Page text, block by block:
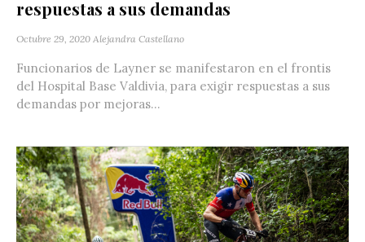
respuestas a sus demandas
Octubre 29, 2020 Alejandra Castellano
Funcionarios de Layner se manifestaron en el frontis
del Hospital Base Valdivia, para exigir respuestas a sus
demandas por mejoras...